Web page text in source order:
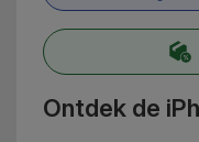
Ontdek de